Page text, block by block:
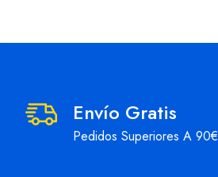
Envío Gratis
Pedidos Superiores A 90€